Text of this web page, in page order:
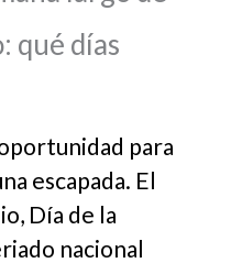
qué días
para
escapada. El
Día de la
nacional